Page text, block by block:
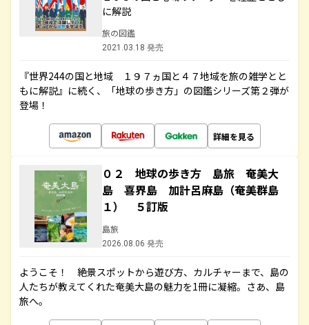
に解説
旅の図鑑
2021.03.18 発売
『世界244の国と地域 １９７ヵ国と４７地域を旅の雑学とと
もに解説』に続く、「地球の歩き方」の図鑑シリーズ第２弾が
登場！
詳細を見る
０２ 地球の歩き方 島旅 奄美大
島 喜界島 加計呂麻島（奄美群島
１） ５訂版
島旅
2026.08.06 発売
ようこそ！ 絶景スポットから遊び方、カルチャーまで、島の
人たちが教えてくれた奄美大島の魅力を1冊に凝縮。さあ、島
旅へ。